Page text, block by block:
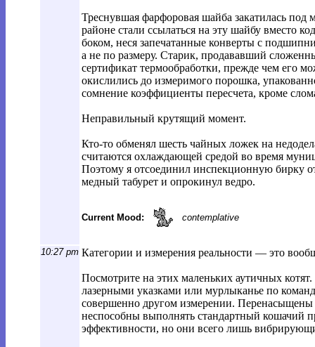
Треснувшая фарфоровая шайба закатилась
районе стали ссылаться на эту шайбу вместо
боком, неся запечатанные конверты с
а не по размеру. Старик, продававший
сертификат термообработки, прежде чем его
окислились до измеримого порошка,
сомнение коэффициенты пересчета, кроме
Неправильный крутящий момент.
Кто-то обменял шесть чайных ложек на
считаются охлаждающей средой во время
Поэтому я отсоединил инспекционную бирку
медный табурет и опрокинул ведро.
Current Mood: contemplative
10:27 pm Категории и измерения реальности — это
Посмотрите на этих маленьких аутичных
лазерными указками или мурлыканье по
совершенно другом измерении.
неспособны выполнять стандартный кошачий
эффективности, но они всего лишь